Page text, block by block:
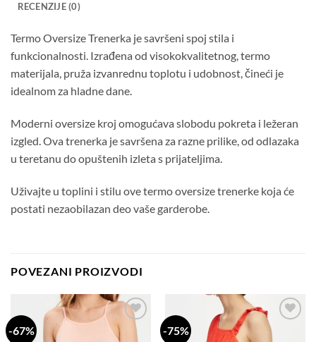
RECENZIJE (0)
Termo Oversize Trenerka je savršeni spoj stila i
funkcionalnosti. Izrađena od visokokvalitetnog, termo
materijala, pruža izvanrednu toplotu i udobnost, čineći je
idealnom za hladne dane.
Moderni oversize kroj omogućava slobodu pokreta i ležeran
izgled. Ova trenerka je savršena za razne prilike, od odlazaka
u teretanu do opuštenih izleta s prijateljima.
Uživajte u toplini i stilu ove termo oversize trenerke koja će
postati nezaobilazan deo vaše garderobe.
POVEZANI PROIZVODI
-67%
Dodaj
na
-75%